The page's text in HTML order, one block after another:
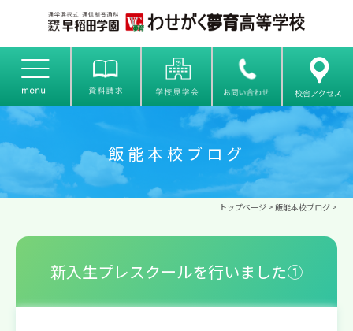
飯能本校ブログ
トップページ > 飯能本校ブログ >
新入生プレスクールを行いました①